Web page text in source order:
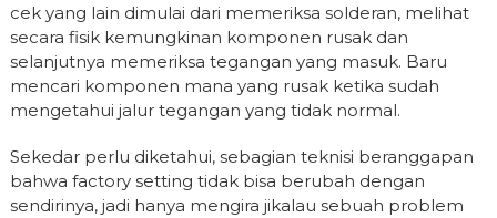
cek yang lain dimulai dari memeriksa solderan, melihat
secara fisik kemungkinan komponen rusak dan
selanjutnya memeriksa tegangan yang masuk. Baru
mencari komponen mana yang rusak ketika sudah
mengetahui jalur tegangan yang tidak normal.
Sekedar perlu diketahui, sebagian teknisi beranggapan
bahwa factory setting tidak bisa berubah dengan
sendirinya, jadi hanya mengira jikalau sebuah problem